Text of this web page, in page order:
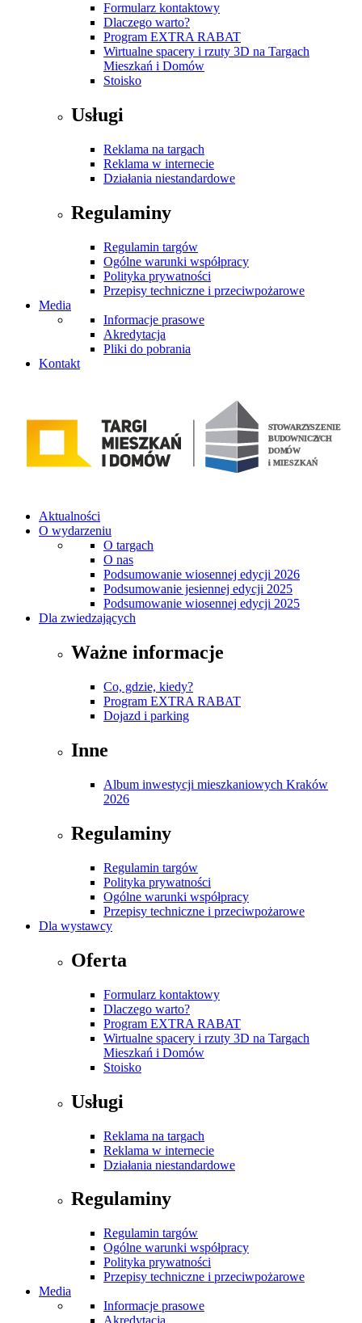
Formularz kontaktowy
Dlaczego warto?
Program EXTRA RABAT
Wirtualne spacery i rzuty 3D na Targach
Mieszkań i Domów
Stoisko
Usługi
Reklama na targach
Reklama w internecie
Działania niestandardowe
Regulaminy
Regulamin targów
Ogólne warunki współpracy
Polityka prywatności
Przepisy techniczne i przeciwpożarowe
Media
Informacje prasowe
Akredytacja
Pliki do pobrania
Kontakt
Aktualności
O wydarzeniu
O targach
O nas
Podsumowanie wiosennej edycji 2026
Podsumowanie jesiennej edycji 2025
Podsumowanie wiosennej edycji 2025
Dla zwiedzających
Ważne informacje
Co, gdzie, kiedy?
Program EXTRA RABAT
Dojazd i parking
Inne
Album inwestycji mieszkaniowych Kraków
2026
Regulaminy
Regulamin targów
Polityka prywatności
Ogólne warunki współpracy
Przepisy techniczne i przeciwpożarowe
Dla wystawcy
Oferta
Formularz kontaktowy
Dlaczego warto?
Program EXTRA RABAT
Wirtualne spacery i rzuty 3D na Targach
Mieszkań i Domów
Stoisko
Usługi
Reklama na targach
Reklama w internecie
Działania niestandardowe
Regulaminy
Regulamin targów
Ogólne warunki współpracy
Polityka prywatności
Przepisy techniczne i przeciwpożarowe
Media
Informacje prasowe